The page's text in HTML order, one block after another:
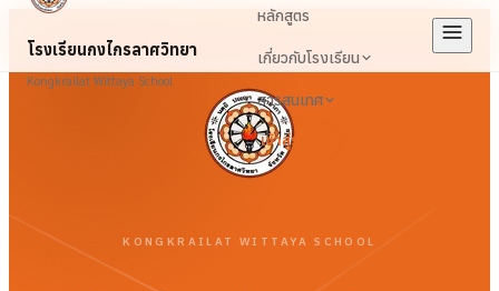
โรงเรียนกงไกรลาศวิทยา
Kongkrailat Wittaya School
หลักสูตร
เกี่ยวกับโรงเรียน
สารสนเทศ
เข้าสู่ระบบ
KONGKRAILAT WITTAYA SCHOOL